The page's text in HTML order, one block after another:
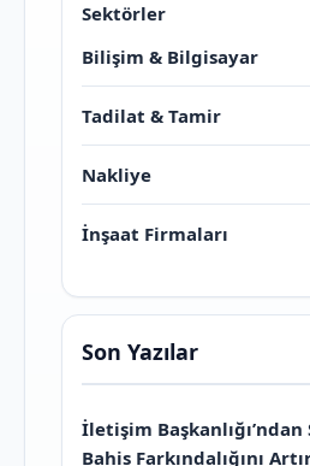
Sektörler
Bilişim & Bilgisayar
Tadilat & Tamir
Nakliye
İnşaat Firmaları
Son Yazılar
İletişim
Bahis Farkındalığını